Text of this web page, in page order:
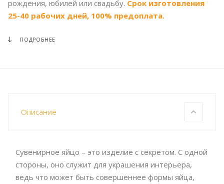
рождения, юбилей или свадьбу. Срок изготовления
25-40 рабочих дней, 100% предоплата.
ПОДРОБНЕЕ
Описание
Сувенирное яйцо – это изделие с секретом. С одной
стороны, оно служит для украшения интерьера,
ведь что может быть совершеннее формы яйца,